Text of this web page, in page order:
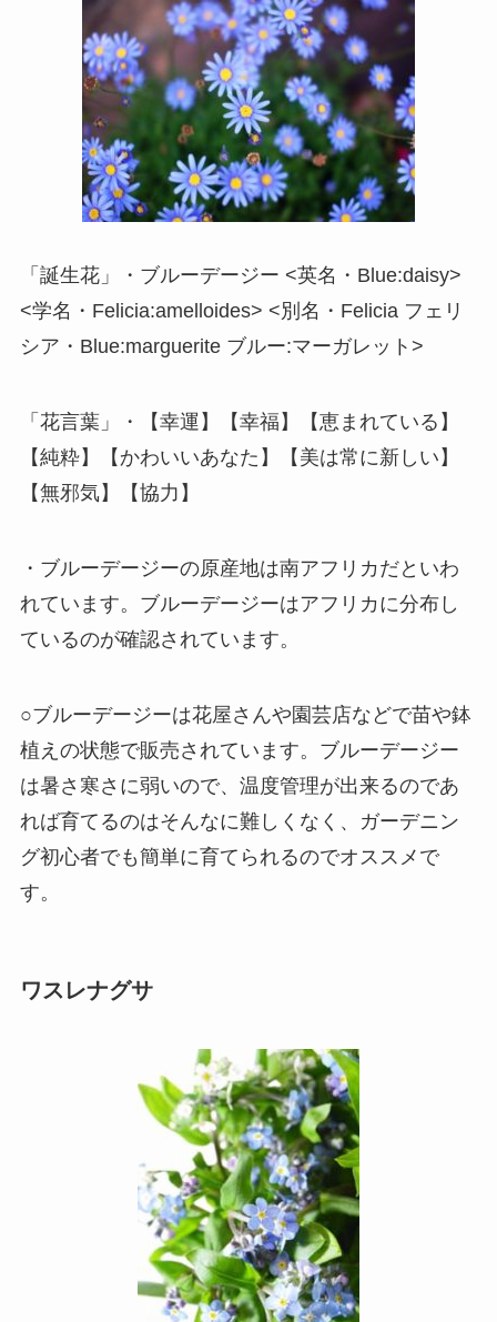
「誕生花」・ブルーデージー <英名・Blue:daisy>
<学名・Felicia:amelloides> <別名・Felicia フェリ
シア・Blue:marguerite ブルー:マーガレット>
「花言葉」・【幸運】【幸福】【恵まれている】
【純粋】【かわいいあなた】【美は常に新しい】
【無邪気】【協力】
・ブルーデージーの原産地は南アフリカだといわ
れています。ブルーデージーはアフリカに分布し
ているのが確認されています。
○ブルーデージーは花屋さんや園芸店などで苗や鉢
植えの状態で販売されています。ブルーデージー
は暑さ寒さに弱いので、温度管理が出来るのであ
れば育てるのはそんなに難しくなく、ガーデニン
グ初心者でも簡単に育てられるのでオススメで
す。
ワスレナグサ